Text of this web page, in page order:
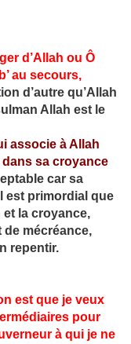
d’Allah ou Ô
au secours,
d’autre qu’Allah
Allah est le
associe à Allah
sa croyance
car sa
est primordial que
et la croyance,
de mécréance,
repentir.
est que je veux
pour
à qui je ne